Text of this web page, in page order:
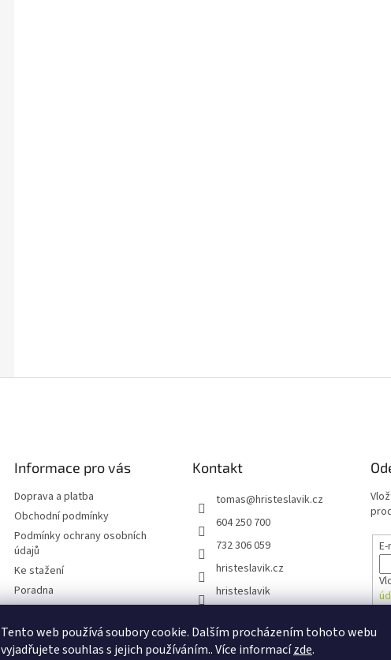
Tento web používá soubory cookie. Dalším procházením tohoto webu
vyjadřujete souhlas s jejich používáním.. Více informacízde.
Informace pro vás
Doprava a platba
Obchodní podmínky
Podmínky ochrany osobních
údajů
Ke stažení
Poradna
Kontakt
tomas@hristeslavik.cz
604 250 700
732 306 059
hristeslavik.cz
hristeslavik